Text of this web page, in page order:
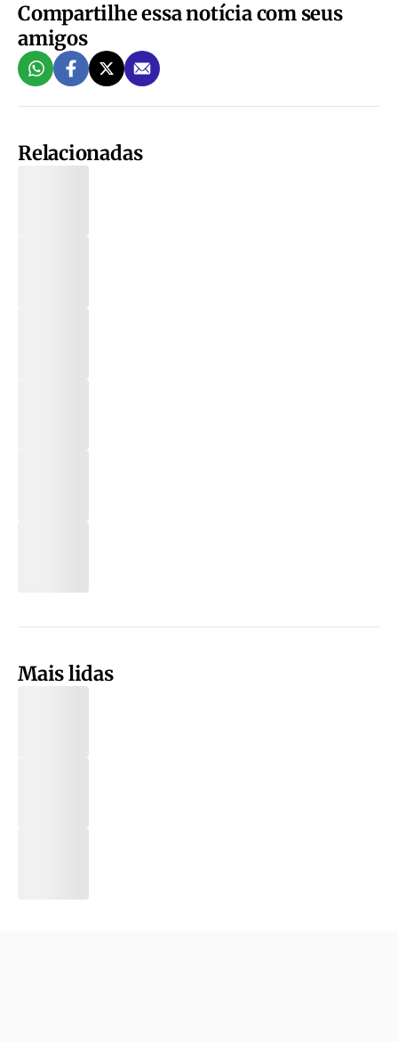
Compartilhe essa notícia com seus
amigos
Relacionadas
Mais lidas